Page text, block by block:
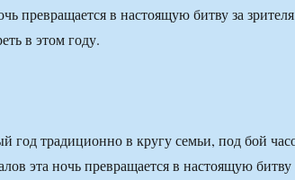
превращается в настоящую битву за
в этом году.
год традиционно в кругу семьи, под бой
эта ночь превращается в настоящую битву